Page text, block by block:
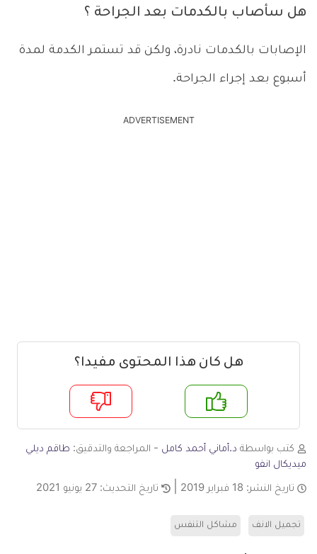
هل سأصاب بالكدمات بعد الجراحة ؟
الإصابات بالكدمات نادرة، ولكن قد تستمر الكدمة لمدة
أسبوع بعد إجراء الجراحة.
ADVERTISEMENT
هل كان هذا المحتوى مفيدا؟
لا
كتب بواسطة د.أماني أحمد كامل - المراجعة والتدقيق: طاقم ديلي
ميديكال انفو
تاريخ النشر: 18 فبراير 2019 تاريخ التحديث: 27 يونيو 2021
تجميل الانف مشاكل التنفس